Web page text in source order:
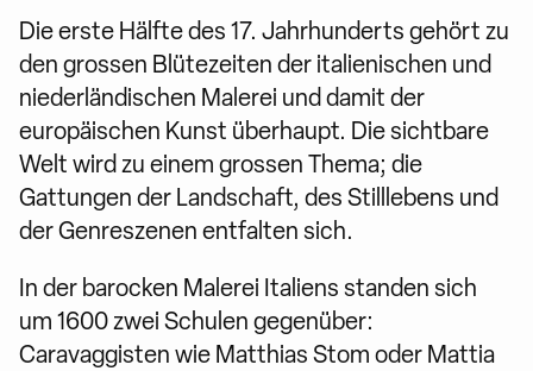
Die erste Hälfte des 17. Jahrhunderts gehört zu
den grossen Blütezeiten der italienischen und
niederländischen Malerei und damit der
europäischen Kunst überhaupt. Die sichtbare
Welt wird zu einem grossen Thema; die
Gattungen der Landschaft, des Stilllebens und
der Genreszenen entfalten sich.
In der barocken Malerei Italiens standen sich
um 1600 zwei Schulen gegenüber:
Caravaggisten wie Matthias Stom oder Mattia